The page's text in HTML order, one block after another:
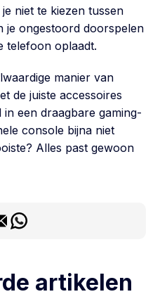
niet te kiezen tussen
je ongestoord doorspelen
telefoon oplaadt.
manier van
de juiste accessoires
een draagbare gaming-
console bijna niet
Alles past gewoon
artikelen